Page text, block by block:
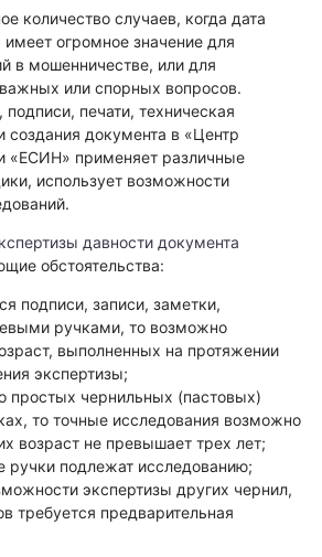
экспертиза
экспертиза
экспертиза
оборудования
экспертиза
экспертиза
из металлов
экспертиза
полиграфе
экспертиза (ювелирная)
на иностранном языке
и звукозаписей
экспертиза
экспертиза
оборудования
безопасности
экспертиза
экспертиза
количество случаев, когда дата
огромное значение для
в мошенничестве, или для
или спорных вопросов.
подписи, печати, техническая
создания документа в «Центр
«ЕСИН» применяет различные
использует возможности
давности документа
обстоятельства:
подписи, записи, заметки,
ручками, то возможно
выполненных на протяжении
экспертизы;
простых чернильных (пастовых)
то точные исследования возможно
возраст не превышает трех лет;
ручки подлежат исследованию;
экспертизы других чернил,
требуется предварительная